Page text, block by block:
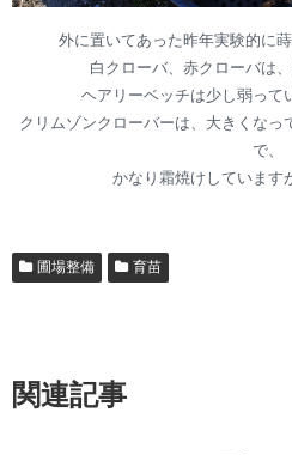
外に置いてあった昨年実験的に
白クローバ、赤クローバは
ヘアリーベッチは少し弱って
クリムゾンクローバーは、大きくなっ
で、
かなり霜焼けしています
圃場整備 育苗
関連記事